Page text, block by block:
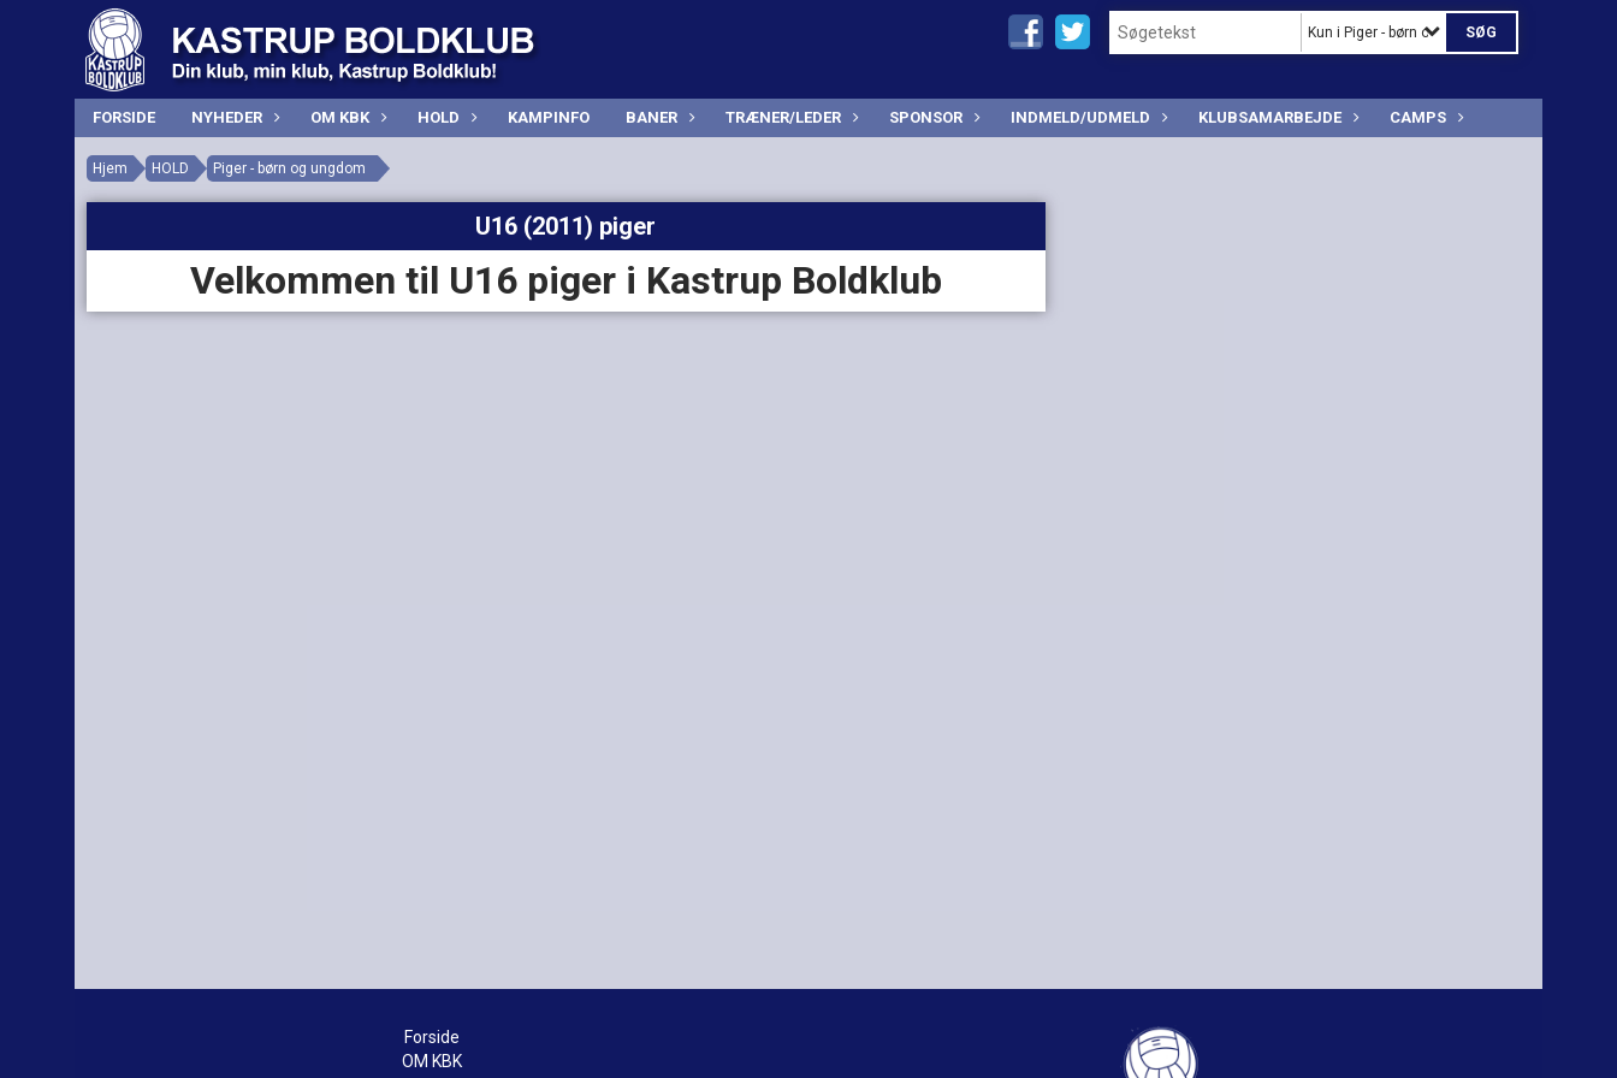
Kun i Piger - børn og ungdom
FORSIDE NYHEDER OM KBK HOLD KAMPINFO BANER TRÆNER/LEDER SPONSOR INDMELD/UDMELD KLUBSAMARBEJDE CAMPS
Hjem HOLD Piger - børn og ungdom
U16 (2011) piger
Velkommen til U16 piger i Kastrup Boldklub
Forside
OM KBK